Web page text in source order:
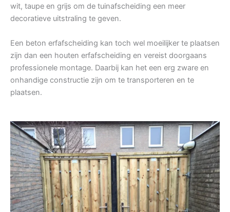
wit, taupe en grijs om de tuinafscheiding een meer
decoratieve uitstraling te geven.
Een beton erfafscheiding kan toch wel moeilijker te plaatsen
zijn dan een houten erfafscheiding en vereist doorgaans
professionele montage. Daarbij kan het een erg zware en
onhandige constructie zijn om te transporteren en te
plaatsen.